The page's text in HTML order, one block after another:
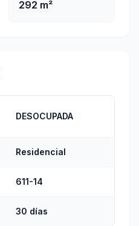
292 m²
DESOCUPADA
Residencial
611-14
30 días